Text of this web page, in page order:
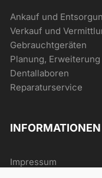
Ankauf und
Verkauf und
Gebrauchtgeräten
Planung,
Dentallaboren
Reparaturservice
INFORMATIONEN
Impressum